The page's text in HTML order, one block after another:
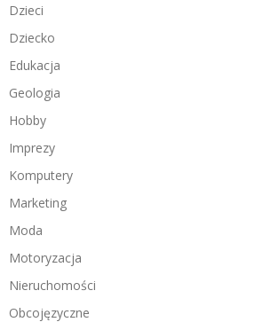
Dzieci
Dziecko
Edukacja
Geologia
Hobby
Imprezy
Komputery
Marketing
Moda
Motoryzacja
Nieruchomości
Obcojęzyczne